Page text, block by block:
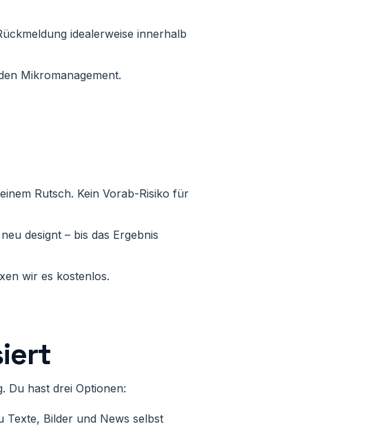
idealerweise innerhalb
Mikromanagement.
Rutsch. Kein Vorab-Risiko für
designt – bis das Ergebnis
wir es kostenlos.
Du hast drei Optionen:
Texte, Bilder und News selbst